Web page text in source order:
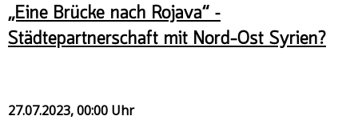
„Eine Brücke nach Rojava“ –
Städtepartnerschaft mit Nord-Ost Syrien?
27.07.2023, 00:00 Uhr